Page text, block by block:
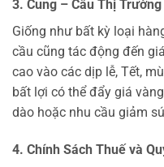
3. Cung – Cầu Thị Trường
Giống như bất kỳ loại
cầu cũng tác động đến
cao vào các dịp lễ, Tết,
bất lợi có thể đẩy giá
dào hoặc nhu cầu giảm
4. Chính Sách Thuế và